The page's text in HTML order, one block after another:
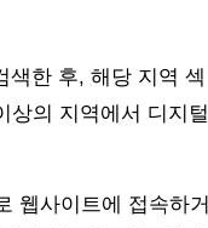
색한 후, 해당 지역 섹
상의 지역에서 디지털
웹사이트에 접속하거